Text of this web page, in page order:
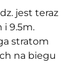
jest teraz
9.5m.
stratom
na biegu